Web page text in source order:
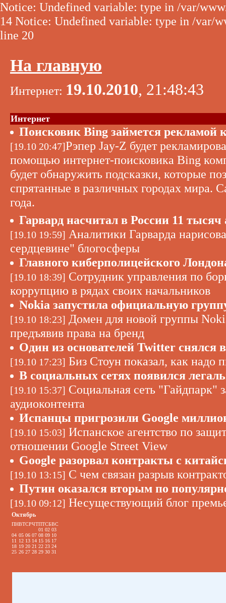
Notice: Undefined variable: type in /var/
14 Notice: Undefined variable: type in /var/
line 20
На главную
Интернет: 19.10.2010, 21:48:43
Интернет
Поисковик Bing займется рекламой
[19.10 20:47]Рэпер Jay-Z будет
помощью интернет-поисковика Bing
будет обнаружить подсказки, которые
спрятанные в различных городах мира.
года.
Гарвард насчитал в России 11
[19.10 19:59] Аналитики Гарварда
сердцевине" блогосферы
Главного киберполицейского
[19.10 18:39] Сотрудник управления по
коррупцию в рядах своих начальников
Nokia запустила официальную
[19.10 18:23] Домен для новой группы
предъявив права на бренд
Один из основателей Twitter снялся
[19.10 17:23] Биз Стоун показал, как надо
В социальных сетях появился
[19.10 15:37] Социальная сеть "Гайдпарк"
аудиоконтента
Испанцы пригрозили Google
[19.10 15:03] Испанское агентство по
отношении Google Street View
Google разорвал контракты с
[19.10 13:15] С чем связан разрыв
Путин оказался вторым по
[19.10 09:12] Несуществующий блог
Октябрь
ПНВТСРЧТПТСБВС
01 02 03
04 05 06 07 08 09 10
11 12 13 14 15 16 17
18 19 20 21 22 23 24
25 26 27 28 29 30 31